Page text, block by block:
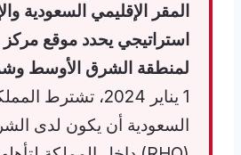
المقر الإقليمي السعودية
استراتيجي يحدد موقع مركز
لمنطقة الشرق الأوسط
1 يناير 2024، تشترط
السعودية أن يكون لدى